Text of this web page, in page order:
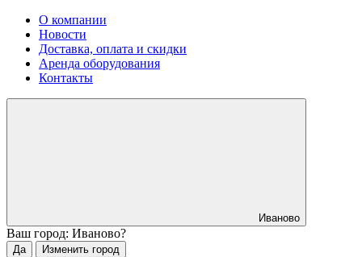
О компании
Новости
Доставка, оплата и скидки
Аренда оборудования
Контакты
Иваново
Ваш город: Иваново?
Да Изменить город